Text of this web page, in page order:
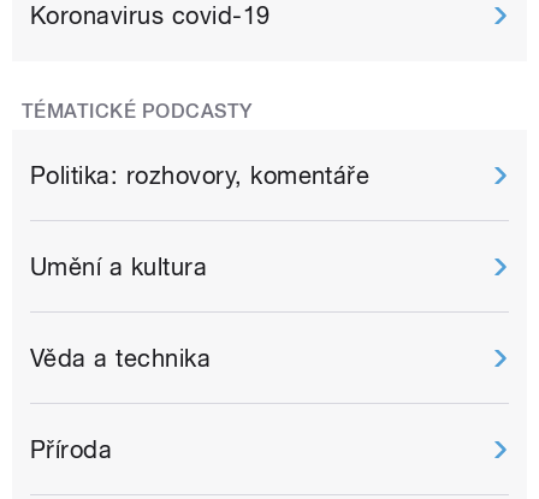
Koronavirus covid-19
TÉMATICKÉ PODCASTY
Politika: rozhovory, komentáře
Umění a kultura
Věda a technika
Příroda